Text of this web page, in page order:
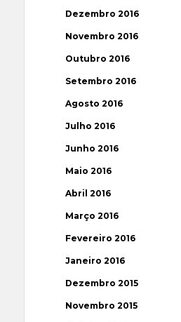
Dezembro 2016
Novembro 2016
Outubro 2016
Setembro 2016
Agosto 2016
Julho 2016
Junho 2016
Maio 2016
Abril 2016
Março 2016
Fevereiro 2016
Janeiro 2016
Dezembro 2015
Novembro 2015